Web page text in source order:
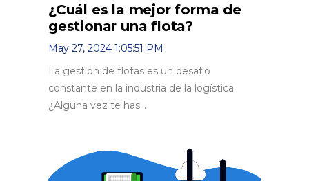
¿Cuál es la mejor forma de
gestionar una flota?
May 27, 2024 1:05:51 PM
La gestión de flotas es un desafío
constante en la industria de la logística.
¿Alguna vez te has...